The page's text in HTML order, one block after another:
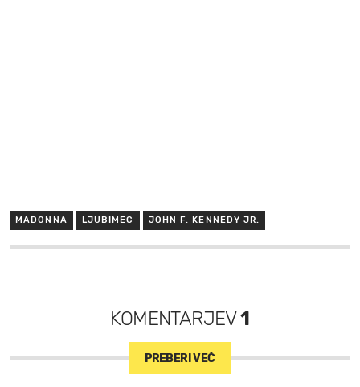
MADONNA LJUBIMEC JOHN F. KENNEDY JR.
KOMENTARJEV1
PREBERI VEČ